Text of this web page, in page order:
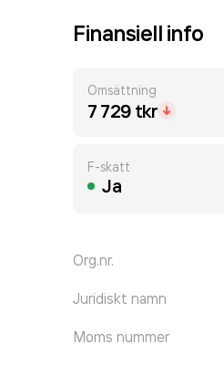
Finansiell info
Omsättning
7 729 tkr
F-skatt
Ja
Org.nr.
Juridiskt namn
Moms nummer